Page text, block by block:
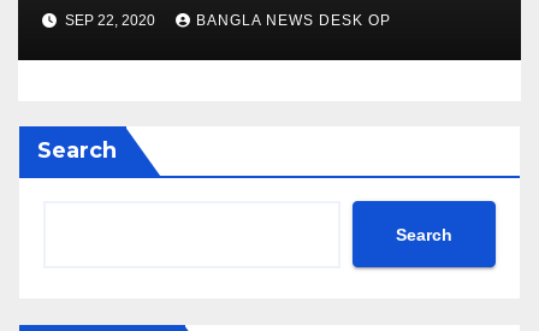
SEP 22, 2020 BANGLA NEWS DESK OP
Search
Search